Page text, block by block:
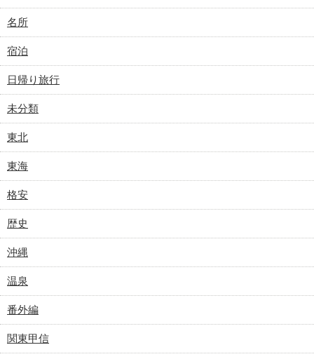
名所
宿泊
日帰り旅行
未分類
東北
東海
格安
歴史
沖縄
温泉
番外編
関東甲信